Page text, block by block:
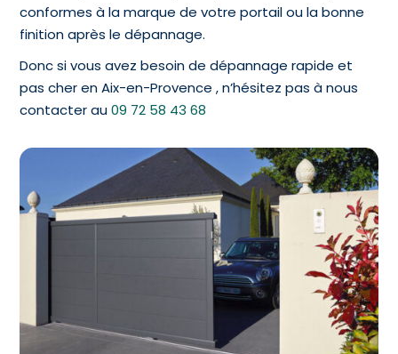
conformes à la marque de votre portail ou la bonne
finition après le dépannage.
Donc si vous avez besoin de dépannage rapide et
pas cher en Aix-en-Provence , n’hésitez pas à nous
contacter au09 72 58 43 68